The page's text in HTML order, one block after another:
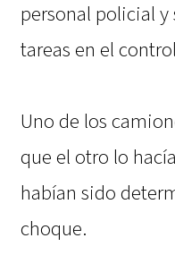
personal policial
tareas en el
Uno de los
que el otro lo
habían sido
choque.